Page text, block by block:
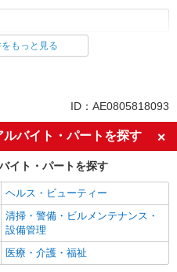
人を探す
昼
夜
バイク通勤OK
入社日応相談
友達と応募OK
未経験歓迎
新卒・第二新卒歓迎
もっと見る
ID：AE0805818093
バイト・パートを探す
イト・パートを探す
ヘルス・ビューティー
清掃・警備・ビルメンテナンス・
設備管理
医療・介護・福祉